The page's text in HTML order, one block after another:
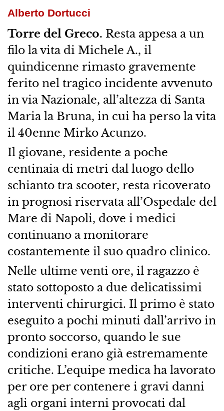
Alberto Dortucci
Torre del Greco. Resta appesa a un
filo la vita di Michele A., il
quindicenne rimasto gravemente
ferito nel tragico incidente avvenuto
in via Nazionale, all’altezza di Santa
Maria la Bruna, in cui ha perso la vita
il 40enne Mirko Acunzo.
Il giovane, residente a poche
centinaia di metri dal luogo dello
schianto tra scooter, resta ricoverato
in prognosi riservata all’Ospedale del
Mare di Napoli, dove i medici
continuano a monitorare
costantemente il suo quadro clinico.
Nelle ultime venti ore, il ragazzo è
stato sottoposto a due delicatissimi
interventi chirurgici. Il primo è stato
eseguito a pochi minuti dall’arrivo in
pronto soccorso, quando le sue
condizioni erano già estremamente
critiche. L’equipe medica ha lavorato
per ore per contenere i gravi danni
agli organi interni provocati dal